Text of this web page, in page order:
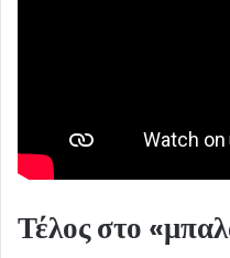
Τέλος στο